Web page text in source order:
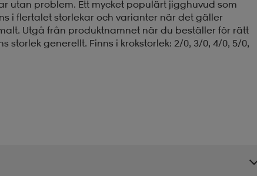
utan problem. Ett mycket populärt jigghuvud som
i flertalet storlekar och varianter när det gäller
Utgå från produktnamnet när du beställer för rätt
storlek generellt. Finns i krokstorlek: 2/0, 3/0, 4/0, 5/0,